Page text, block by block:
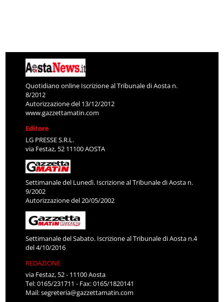
Quotidiano online Iscrizione al Tribunale di Aosta n.
8/2012
Autorizzazione del 13/12/2012
www.gazzettamatin.com
Editore
LG PRESSE S.R.L.
via Festaz, 52 11100 AOSTA
Settimanale del Lunedì. Iscrizione al Tribunale di Aosta n.
9/2002
Autorizzazione del 20/05/2002
Settimanale del Sabato. Iscrizione al Tribunale di Aosta n.4
del 4/10/2016
REDAZIONE
via Festaz, 52 - 11100 Aosta
Tel: 0165/231711 - Fax: 0165/1820141
Mail:segreteria@gazzettamatin.com